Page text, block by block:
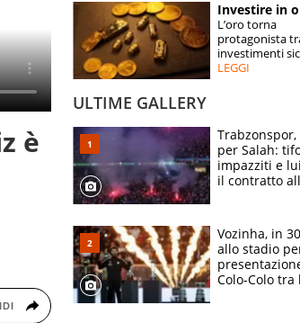
ESPERTI
CONTATTI
è
Investire in
L’oro torna
protagonista
investimenti
LEGGI
ULTIME GALLERY
per Salah:
impazziti e
il contratto
Vozinha, in
allo stadio
Colo-Colo tra